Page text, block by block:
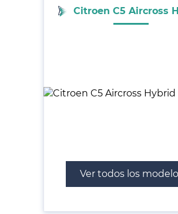
Citroen C5 Aircross
Ver todos los